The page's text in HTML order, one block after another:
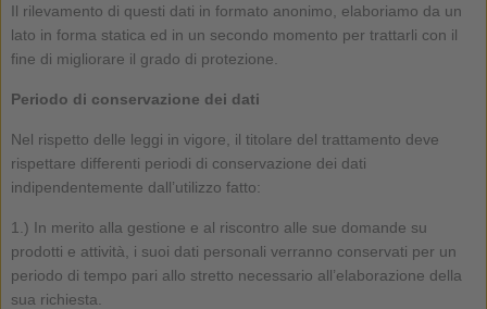
Il rilevamento di questi dati in formato anonimo, elaboriamo da un
lato in forma statica ed in un secondo momento per trattarli con il
fine di migliorare il grado di protezione.
Periodo di conservazione dei dati
Nel rispetto delle leggi in vigore, il titolare del trattamento deve
rispettare differenti periodi di conservazione dei dati
indipendentemente dall’utilizzo fatto:
1.) In merito alla gestione e al riscontro alle sue domande su
prodotti e attività, i suoi dati personali verranno conservati per un
periodo di tempo pari allo stretto necessario all’elaborazione della
sua richiesta.